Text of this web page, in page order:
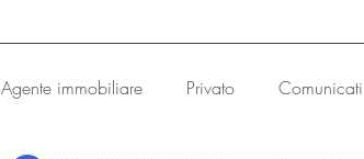
Agente immobiliare Privato